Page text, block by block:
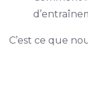
C’est ce que